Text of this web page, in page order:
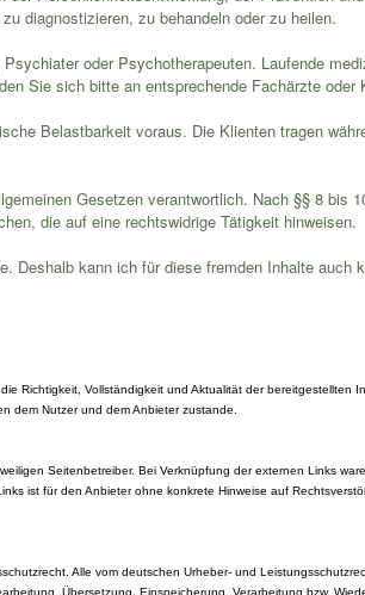
diagnostizieren, zu behandeln oder zu heilen.
oder Psychotherapeuten. Laufende
Sie sich bitte an entsprechende Fachärzte oder
Belastbarkeit voraus. Die Klienten tragen
Gesetzen verantwortlich. Nach §§ 8 bis
die auf eine rechtswidrige Tätigkeit hinweisen.
kann ich für diese fremden Inhalte auch
Richtigkeit, Vollständigkeit und Aktualität der bereitgestellten
dem Nutzer und dem Anbieter zustande.
Seitenbetreiber. Bei Verknüpfung der externen Links
ist für den Anbieter ohne konkrete Hinweise auf
Alle vom deutschen Urheber- und
Übersetzung, Einspeicherung, Verarbeitung bzw.